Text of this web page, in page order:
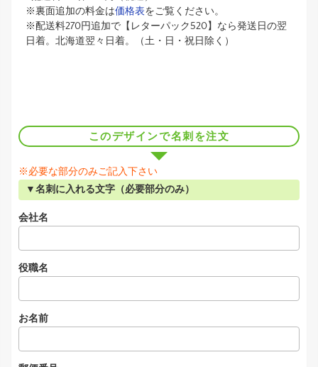
※裏面追加の料金は価格表をご覧ください。
※配送料270円追加で【レターパック520】なら発送日の翌
日着。北海道翌々日着。（土・日・祝日除く）
このデザインで名刺を注文
※必要な部分のみご記入下さい
▼名刺に入れる文字（必要部分のみ）
会社名
役職名
お名前